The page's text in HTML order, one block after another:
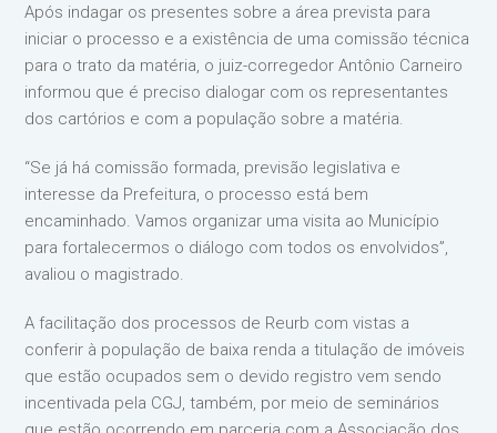
Após indagar os presentes sobre a área prevista para
iniciar o processo e a existência de uma comissão técnica
para o trato da matéria, o juiz-corregedor Antônio Carneiro
informou que é preciso dialogar com os representantes
dos cartórios e com a população sobre a matéria.
“Se já há comissão formada, previsão legislativa e
interesse da Prefeitura, o processo está bem
encaminhado. Vamos organizar uma visita ao Município
para fortalecermos o diálogo com todos os envolvidos”,
avaliou o magistrado.
A facilitação dos processos de Reurb com vistas a
conferir à população de baixa renda a titulação de imóveis
que estão ocupados sem o devido registro vem sendo
incentivada pela CGJ, também, por meio de seminários